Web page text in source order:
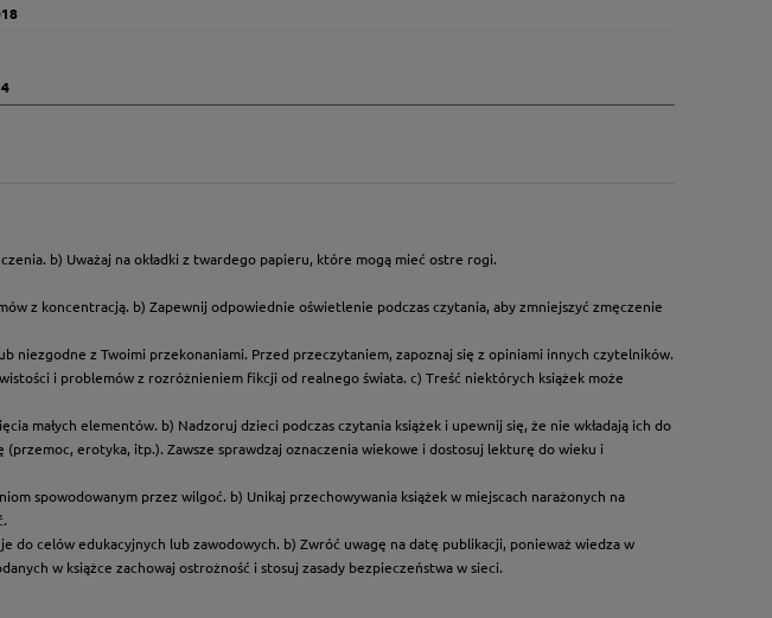
b) Uważaj na okładki z twardego papieru, które mogą mieć ostre rogi.
z koncentracją. b) Zapewnij odpowiednie oświetlenie podczas czytania, aby zmniejszyć zmęczenie
z Twoimi przekonaniami. Przed przeczytaniem, zapoznaj się z opiniami innych czytelników.
i problemów z rozróżnieniem fikcji od realnego świata. c) Treść niektórych książek może
małych elementów. b) Nadzoruj dzieci podczas czytania książek i upewnij się, że nie wkładają ich do
erotyka, itp.). Zawsze sprawdzaj oznaczenia wiekowe i dostosuj lekturę do wieku i
spowodowanym przez wilgoć. b) Unikaj przechowywania książek w miejscach narażonych na
do celów edukacyjnych lub zawodowych. b) Zwróć uwagę na datę publikacji, ponieważ wiedza w
w książce zachowaj ostrożność i stosuj zasady bezpieczeństwa w sieci.